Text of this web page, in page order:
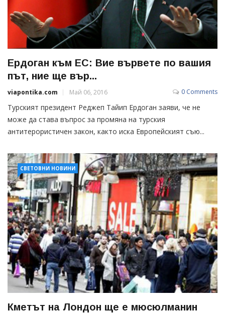
Ердоган към ЕС: Вие вървете по вашия
път, ние ще вър...
viapontika.com Май 06, 2016 0 Comments
Турският президент Реджеп Тайип Ердоган заяви, че не
може да става въпрос за промяна на турския
антитерористичен закон, както иска Европейският съю...
СВЕТОВНИ НОВИНИ
Кметът на Лондон ще е мюсюлманин